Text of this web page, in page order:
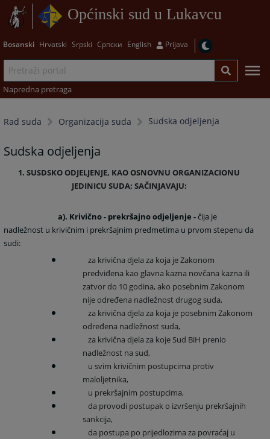
Općinski sud u Lukavcu
Bosanski Hrvatski Srpski Српски English Prijava
Napredna pretraga
Rad suda Organizacija suda Sudska odjeljenja
Sudska odjeljenja
1. SUSDSKO ODJELJENJE, KAO OSNOVNU ORGANIZACIONU
JEDINICU SUDA; SAČINJAVAJU:
a). Krivično - prekršajno odjeljenje -čija je
nadležnost u krivičnim i prekršajnim predmetima u prvom stepenu da
sudi:
za krivična djela za koja je Zakonom
predviđena kao glavna kazna novčana kazna ili
zatvor do 10 godina, ako posebnim Zakonom
nije određena nadležnost drugog suda,
za krivična djela za koja je posebnim Zakonom
određena nadležnost suda,
za krivična djela za koje Sud BiH prenio
nadležnost na sud,
u svim krivičnim postupcima protiv
maloljetnika,
u prekršajnim postupcima,
da provodi postupak o izvršenju prekršajnih
sankcija,
da postupa po prijedlozima za povraćaj u